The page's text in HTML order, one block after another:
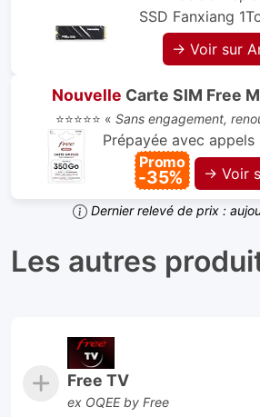
SSD Fanxiang
→ Voir sur
Nouvelle Carte SIM Free
⭐⭐⭐⭐⭐ « Sans engagement,
Prépayée avec appels
Promo
-35% → Voir
Dernier relevé de prix :
Les autres
Free TV
ex OQEE by Free